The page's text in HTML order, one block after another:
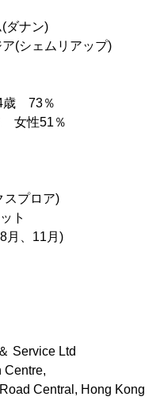
ン)
リアップ)
歳 73％
性51％
スプロア)
ト
月、11月)
Service Ltd
Central, Hong Kong